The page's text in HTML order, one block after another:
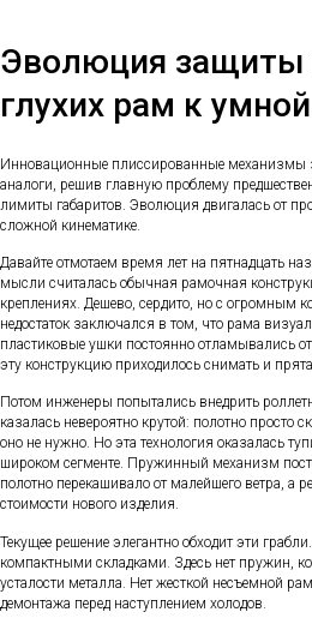
Эволюция защиты
глухих рам к
Инновационные плиссированные механизмы
аналоги, решив главную проблему
лимиты габаритов. Эволюция двигалась от
сложной кинематике.
Давайте отмотаем время лет на пятнадцать
мысли считалась обычная рамочная
креплениях. Дешево, сердито, но с огромным
недостаток заключался в том, что рама
пластиковые ушки постоянно отламывались
эту конструкцию приходилось снимать и
Потом инженеры попытались внедрить
казалась невероятно крутой: полотно просто
оно не нужно. Но эта технология оказалась
широком сегменте. Пружинный механизм
полотно перекашивало от малейшего ветра, а
стоимости нового изделия.
Текущее решение элегантно обходит эти
компактными складками. Здесь нет пружин,
усталости металла. Нет жесткой несъемной
демонтажа перед наступлением холодов.